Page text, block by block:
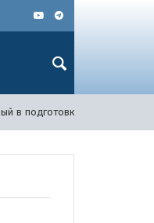
в подготовке диверсии на